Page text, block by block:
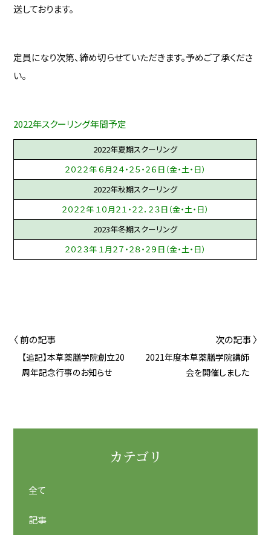
送しております。
定員になり次第、締め切らせていただきます。予めご了承くださ
い。
2022年スクーリング年間予定
2022年夏期スクーリング
２０２２年 ６月２４・２５・２６日（金・土・日）
2022年秋期スクーリング
２０２２年 １０月２１・２２．２３日（金・土・日）
2023年冬期スクーリング
２０２３年 １月２７・２８・２９日（金・土・日）
〈 前の記事
【追記】本草薬膳学院創立20
周年記念行事のお知らせ
次の記事 〉
2021年度本草薬膳学院講師
会を開催しました
カテゴリ
全て
記事